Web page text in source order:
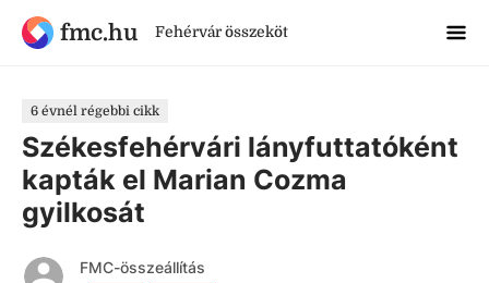
fmc.hu Fehérvár összeköt
6 évnél régebbi cikk
Székesfehérvári lányfuttatóként
kapták el Marian Cozma
gyilkosát
FMC-összeállítás